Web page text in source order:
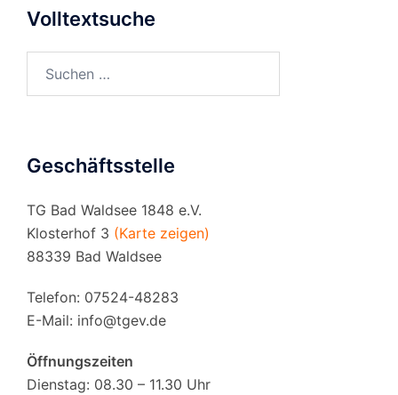
Volltextsuche
Geschäftsstelle
TG Bad Waldsee 1848 e.V.
Klosterhof 3 (Karte zeigen)
88339 Bad Waldsee
Telefon: 07524-48283
E-Mail: info@tgev.de
Öffnungszeiten
Dienstag: 08.30 – 11.30 Uhr